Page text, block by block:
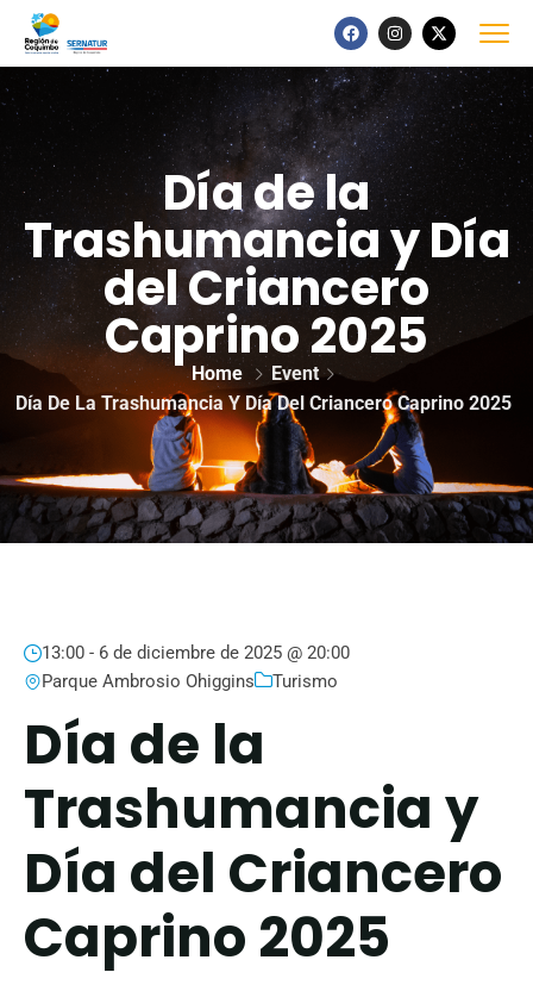
Día de la
Trashumancia y Día
del Criancero
Caprino 2025
Home
Event
Día De La Trashumancia Y Día Del Criancero Caprino 2025
13:00 - 6 de diciembre de 2025 @ 20:00
Parque Ambrosio Ohiggins
Turismo
Día de la
Trashumancia y
Día del Criancero
Caprino 2025